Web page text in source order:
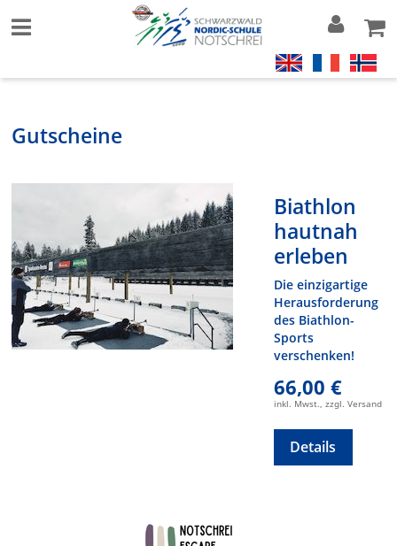
Gutscheine
Biathlon
hautnah
erleben
Die einzigartige
Herausforderung
des Biathlon-
Sports
verschenken!
66,00 €
inkl. Mwst., zzgl. Versand
Details